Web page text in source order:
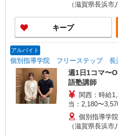
マ目〜：授業
により給与は異なる 初期・教室研修
1,180円 授業研
☆6月・7月限定
（滋賀県長浜
キープ
アルバイト
個別指導学院 フリーステップ 長
週1日1コマ〜
語塾講師
関西：時給
当：2,180〜
コマ担当：
当込み) ※授業
マ目〜：授業
個別指導学
（滋賀県長浜